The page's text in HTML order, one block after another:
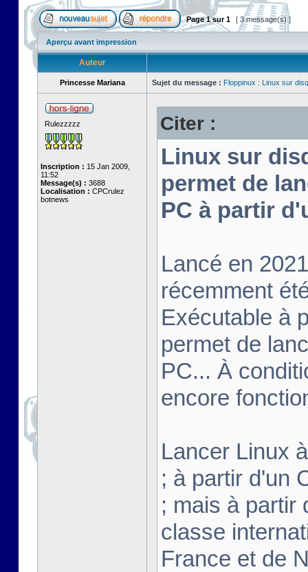
Page1sur1 [ 3 message(s) ]
Aperçu avant impression
Auteur
Princesse Mariana Sujet du message : Floppinux : Linux sur
Rulezzzzz
Inscription : 15 Jan 2009,
11:52
Message(s) : 3688
Localisation : CPCrulez
botnews
Citer :
Linux sur
permet de
PC à partir
Lancé en
récemment
Exécutable à
permet de
PC... À
encore
Lancer Linux
; à partir d'un
; mais à partir
classe
France et de